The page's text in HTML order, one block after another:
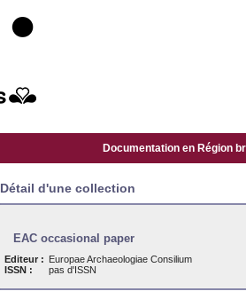
Documentation en Région
Détail d'une collection
EAC occasional paper
Editeur : Europae Archaeologiae Consilium
ISSN :
pas d'ISSN